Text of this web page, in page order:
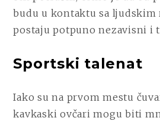
budu u kontaktu sa ljudskim
postaju potpuno nezavisni i
Sportski talenat
Iako su na prvom mestu
kavkaski ovčari mogu biti